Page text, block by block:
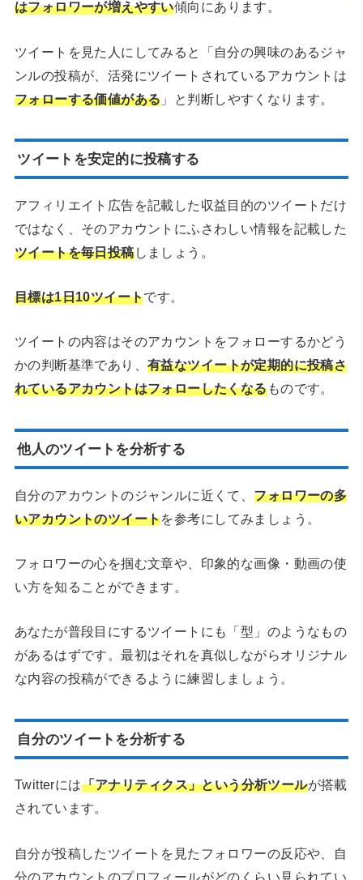
はフォロワーが増えやすい傾向にあります。
ツイートを見た人にしてみると「自分の興味のあるジャ
ンルの投稿が、活発にツイートされているアカウントは
フォローする価値がある 」と判断しやすくなります。
ツイートを安定的に投稿する
アフィリエイト広告を記載した収益目的のツイートだけ
ではなく、そのアカウントにふさわしい情報を記載した
ツイートを毎日投稿しましょう。
目標は1日10ツイートです。
ツイートの内容はそのアカウントをフォローするかどう
かの判断基準であり、有益なツイートが定期的に投稿さ
れているアカウントはフォローしたくなるものです。
他人のツイートを分析する
自分のアカウントのジャンルに近くて、 フォロワーの多
いアカウントのツイートを参考にしてみましょう。
フォロワーの心を掴む文章や、印象的な画像・動画の使
い方を知ることができます。
あなたが普段目にするツイートにも「型」のようなもの
があるはずです。最初はそれを真似しながらオリジナル
な内容の投稿ができるように練習しましょう。
自分のツイートを分析する
Twitterには「アナリティクス」という分析ツールが搭載
されています。
自分が投稿したツイートを見たフォロワーの反応や、自
分のアカウントのプロフィールがどのくらい見られてい